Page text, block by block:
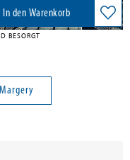
In den Warenkorb
BESORGT